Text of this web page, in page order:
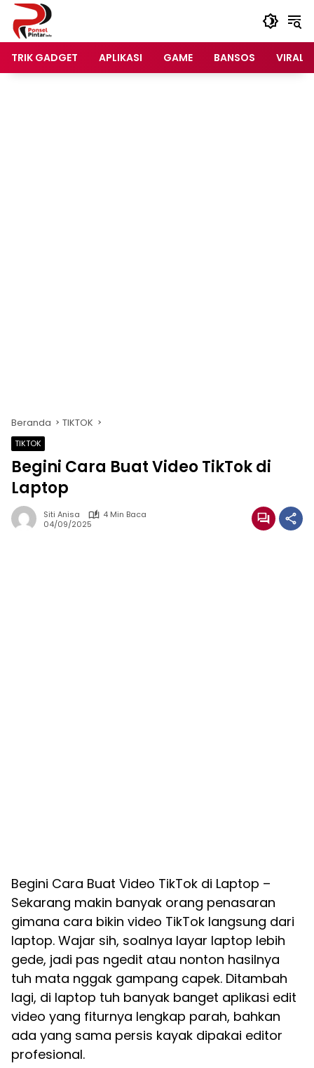
Langsung
konten
TRIK GADGET
APLIKASI GAME BANSOS VIRAL
Beranda TIKTOK
TIKTOK
Begini Cara Buat Video TikTok di
Laptop
Siti Anisa
4 Min Baca
04/09/2025
Begini Cara Buat Video TikTok di Laptop –
Sekarang makin banyak orang penasaran
gimana cara bikin video TikTok langsung dari
laptop. Wajar sih, soalnya layar laptop lebih
gede, jadi pas ngedit atau nonton hasilnya
tuh mata nggak gampang capek. Ditambah
lagi, di laptop tuh banyak banget aplikasi edit
video yang fiturnya lengkap parah, bahkan
ada yang sama persis kayak dipakai editor
profesional.